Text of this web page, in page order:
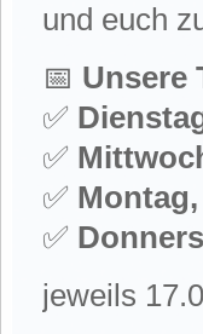
und euch
📅 Unsere
✅
✅
✅ Montag,
✅
jeweils